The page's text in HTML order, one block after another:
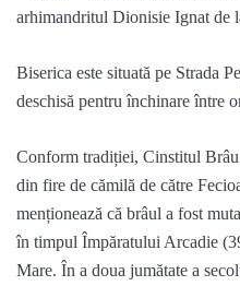
arhimandritul Dionisie Ignat de
Biserica este situată pe Strada
deschisă pentru închinare între
Conform tradiției, Cinstitul
din fire de cămilă de către
menționează că brâul a fost
în timpul Împăratului Arcadie
Mare. În a doua jumătate a